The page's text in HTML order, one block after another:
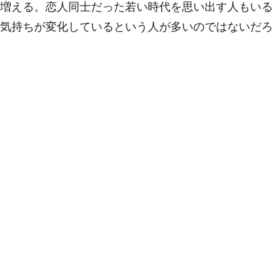
える。恋人同士だった若い時代を思い出す人もいる
持ちが変化しているという人が多いのではないだろ